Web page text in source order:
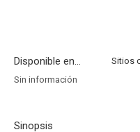
Disponible en...
Sin información
Sinopsis